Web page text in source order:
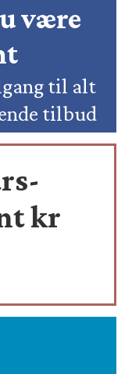
være
til alt
tilbud
kr